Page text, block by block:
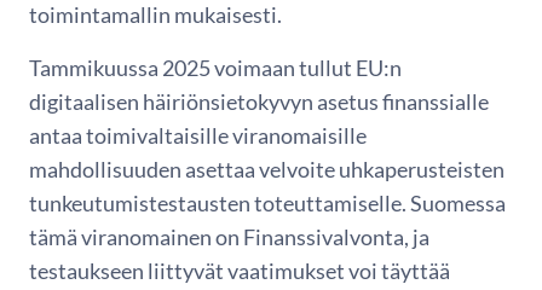
toimintamallin mukaisesti.
Tammikuussa 2025 voimaan tullut EU:n
digitaalisen häiriönsietokyvyn asetus finanssialle
antaa toimivaltaisille viranomaisille
mahdollisuuden asettaa velvoite uhkaperusteisten
tunkeutumistestausten toteuttamiselle. Suomessa
tämä viranomainen on Finanssivalvonta, ja
testaukseen liittyvät vaatimukset voi täyttää